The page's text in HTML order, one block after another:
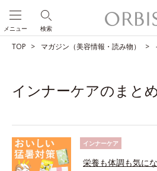
検索
メニュー
TOP マガジン（美容情報・読み物）
インナーケアのまと
インナーケア
栄養も体調も気に